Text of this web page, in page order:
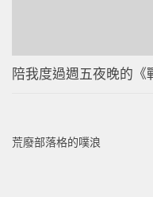
陪我度過週五夜晚的《
荒廢部落格的噗浪